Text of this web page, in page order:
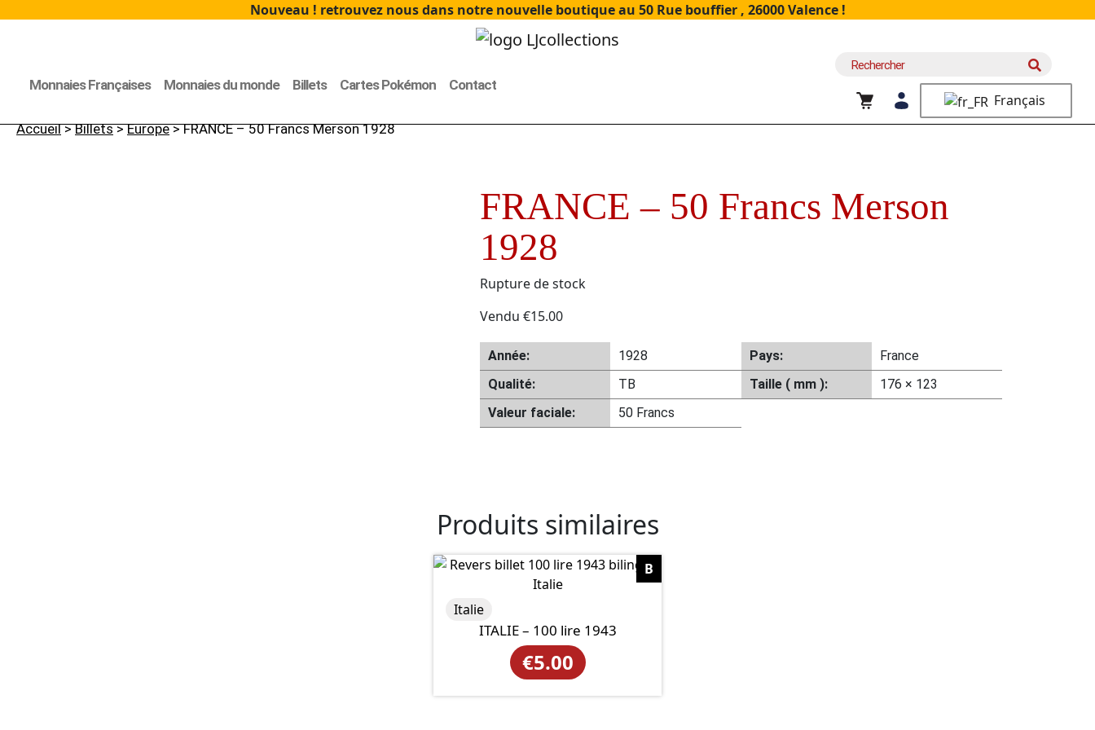
Nouveau ! retrouvez nous dans notre nouvelle boutique au 50 Rue bouffier , 26000 Valence !
Monnaies Françaises Monnaies du monde Billets Cartes Pokémon Contact
Recherche
Français
Accueil>Billets>Europe> FRANCE – 50 Francs Merson 1928
FRANCE – 50 Francs Merson
1928
Rupture de stock
Vendu €15.00
Année: 1928 Pays:
France
Qualité:
TB Taille ( mm ):
176 × 123
Valeur faciale:
50 Francs
Produits similaires
B
ITALIE – 100 lire 1943
€5.00
Italie